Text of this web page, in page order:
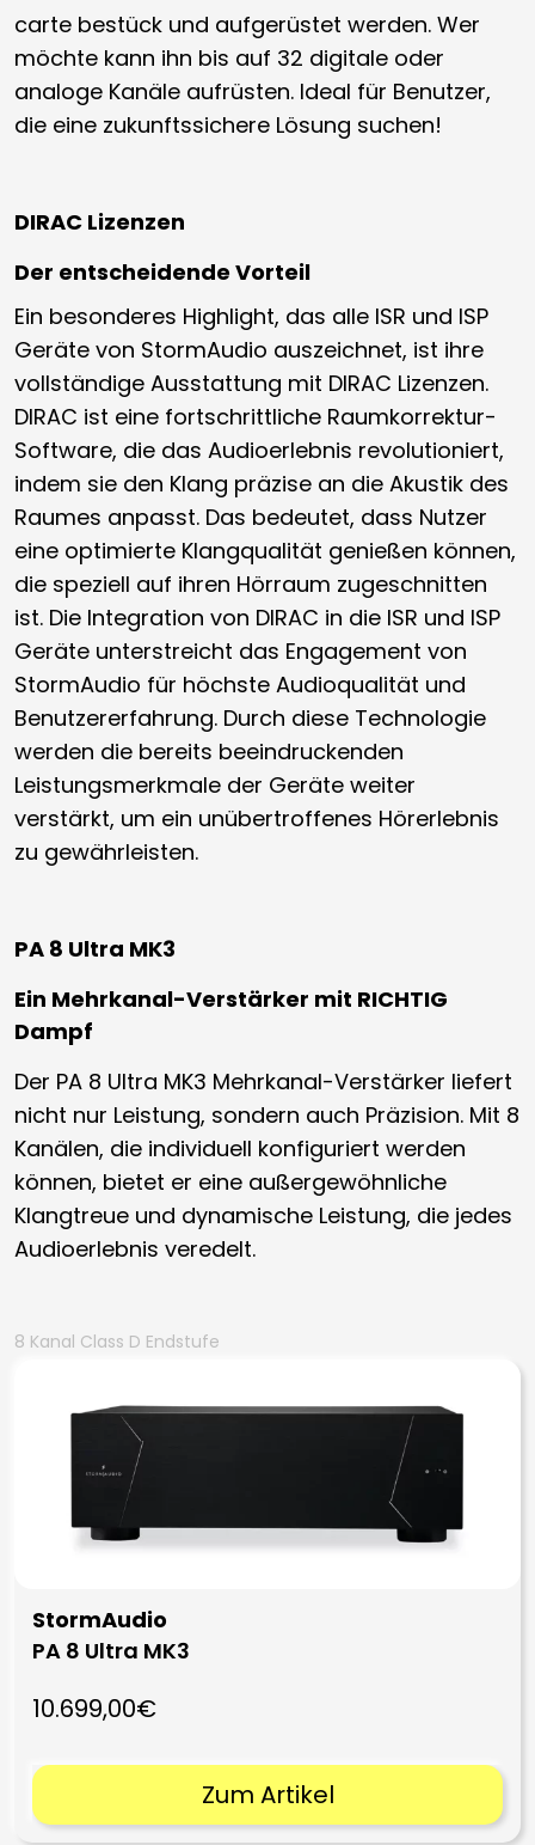
carte bestück und aufgerüstet werden. Wer
möchte kann ihn bis auf 32 digitale oder
analoge Kanäle aufrüsten. Ideal für Benutzer,
die eine zukunftssichere Lösung suchen!
DIRAC Lizenzen
Der entscheidende Vorteil
Ein besonderes Highlight, das alle ISR und ISP
Geräte von StormAudio auszeichnet, ist ihre
vollständige Ausstattung mit DIRAC Lizenzen.
DIRAC ist eine fortschrittliche Raumkorrektur-
Software, die das Audioerlebnis revolutioniert,
indem sie den Klang präzise an die Akustik des
Raumes anpasst. Das bedeutet, dass Nutzer
eine optimierte Klangqualität genießen können,
die speziell auf ihren Hörraum zugeschnitten
ist. Die Integration von DIRAC in die ISR und ISP
Geräte unterstreicht das Engagement von
StormAudio für höchste Audioqualität und
Benutzererfahrung. Durch diese Technologie
werden die bereits beeindruckenden
Leistungsmerkmale der Geräte weiter
verstärkt, um ein unübertroffenes Hörerlebnis
zu gewährleisten.
PA 8 Ultra MK3
Ein Mehrkanal-Verstärker mit RICHTIG
Dampf
Der PA 8 Ultra MK3 Mehrkanal-Verstärker liefert
nicht nur Leistung, sondern auch Präzision. Mit 8
Kanälen, die individuell konfiguriert werden
können, bietet er eine außergewöhnliche
Klangtreue und dynamische Leistung, die jedes
Audioerlebnis veredelt.
8 Kanal Class D Endstufe
StormAudio
PA 8 Ultra MK3
10.699,00€
Zum Artikel